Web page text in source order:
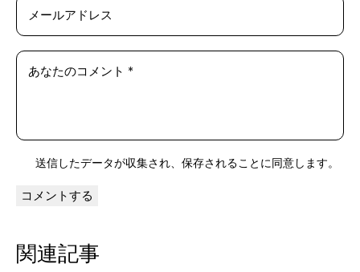
送信したデータが収集され、保存されることに同意します。
関連記事